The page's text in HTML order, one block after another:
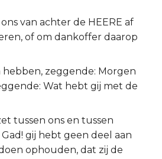
van achter de HEERE af
of om dankoffer daarop
zeggende: Morgen
Wat hebt gij met de
tussen ons en tussen
gij hebt geen deel aan
ophouden, dat zij de